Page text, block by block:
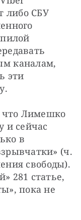
либо СБУ
каналам,
эти
что Лимешко
и сейчас
в
(ч.
свободы).
281 статье,
пока не